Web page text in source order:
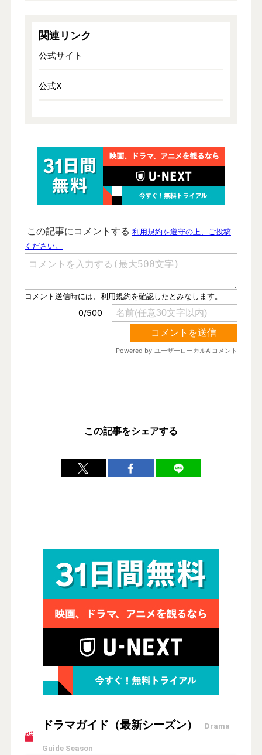
関連リンク
公式サイト
公式X
この記事をシェアする
ドラマガイド（最新シーズン） Drama
Guide Season